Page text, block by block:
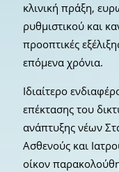
κλινική πράξη,
ρυθμιστικού και
προοπτικές
επόμενα χρόνια.
Ιδιαίτερο
επέκτασης του
ανάπτυξης νέων
Ασθενούς και
οίκον